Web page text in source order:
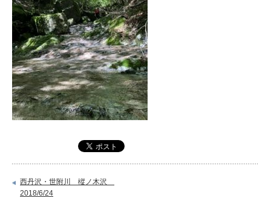
西丹沢・世附川 樅ノ木沢
2018/6/24